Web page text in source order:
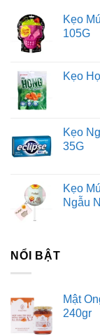
nấm ký sinh và
trùng chết dần.
Kẹo
105G
Kẹo
Kẹo
35G
Kẹo
Ngẫu
NỔI BẬT
Mật
240gr